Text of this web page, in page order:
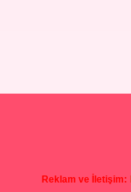
Reklam ve İletişim: